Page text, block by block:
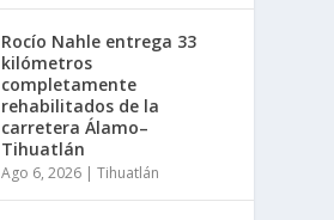
Rocío Nahle entrega 33
kilómetros
completamente
rehabilitados de la
carretera Álamo–
Tihuatlán
Ago 6, 2026 |Tihuatlán